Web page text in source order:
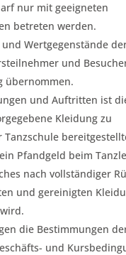
nur mit geeigneten
betreten werden.
Wertgegenstände
und
übernommen.
und Auftritten ist
Kleidung zu
Tanzschule
Pfandgeld beim
nach vollständiger
und gereinigten
die Bestimmungen
und